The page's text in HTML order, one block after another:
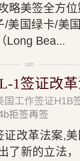
略美签全方
美国绿卡/美
Long Bea...
1签证改
国工作签证H1B
拒签再签
改革法案,
了新的立法